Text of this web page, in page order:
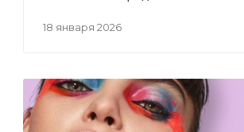
18 января 2026